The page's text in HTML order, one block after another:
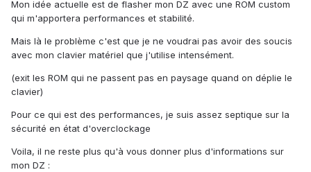
Mon idée actuelle est de flasher mon DZ avec une ROM custom
qui m'apportera performances et stabilité.
Mais là le problème c'est que je ne voudrai pas avoir des soucis
avec mon clavier matériel que j'utilise intensément.
(exit les ROM qui ne passent pas en paysage quand on déplie le
clavier)
Pour ce qui est des performances, je suis assez septique sur la
sécurité en état d'overclockage
Voila, il ne reste plus qu'à vous donner plus d'informations sur
mon DZ :